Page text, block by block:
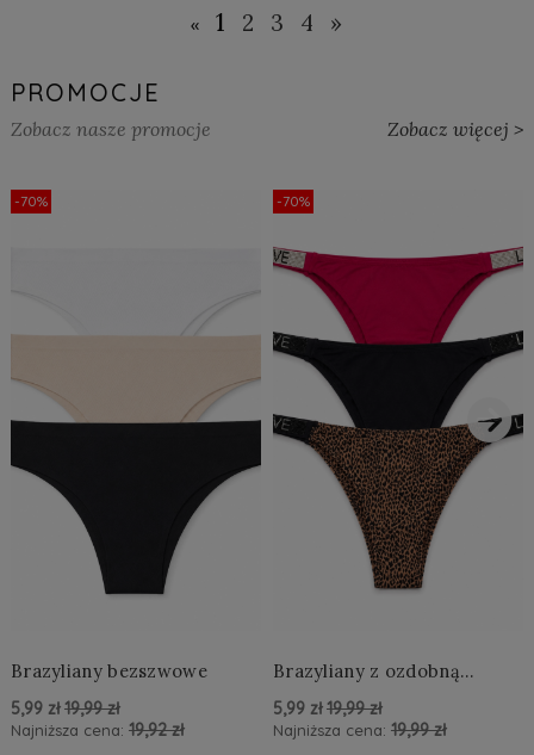
Do Koszyka »
« 1 2 3 4 »
PROMOCJE
Zobacz nasze promocje Zobacz więcej >
Brazyliany bezszwowe
5,99 zł 19,99 zł
Najniższa cena: 19,92 zł
-70%
Brazyliany z ozdobną
5,99 zł 19,99 zł
Najniższa cena: 19,99 zł
-70%
›